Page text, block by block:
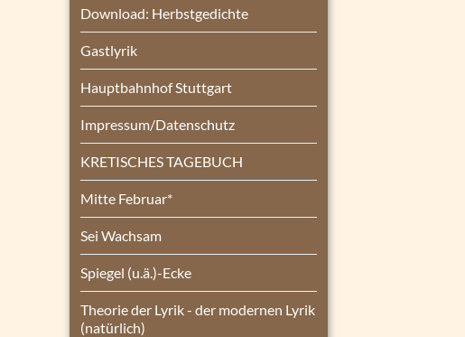
Download: Herbstgedichte
Gastlyrik
Hauptbahnhof Stuttgart
Impressum/Datenschutz
KRETISCHES TAGEBUCH
Mitte Februar*
Sei Wachsam
Spiegel (u.ä.)-Ecke
Theorie der Lyrik - der modernen Lyrik
(natürlich)